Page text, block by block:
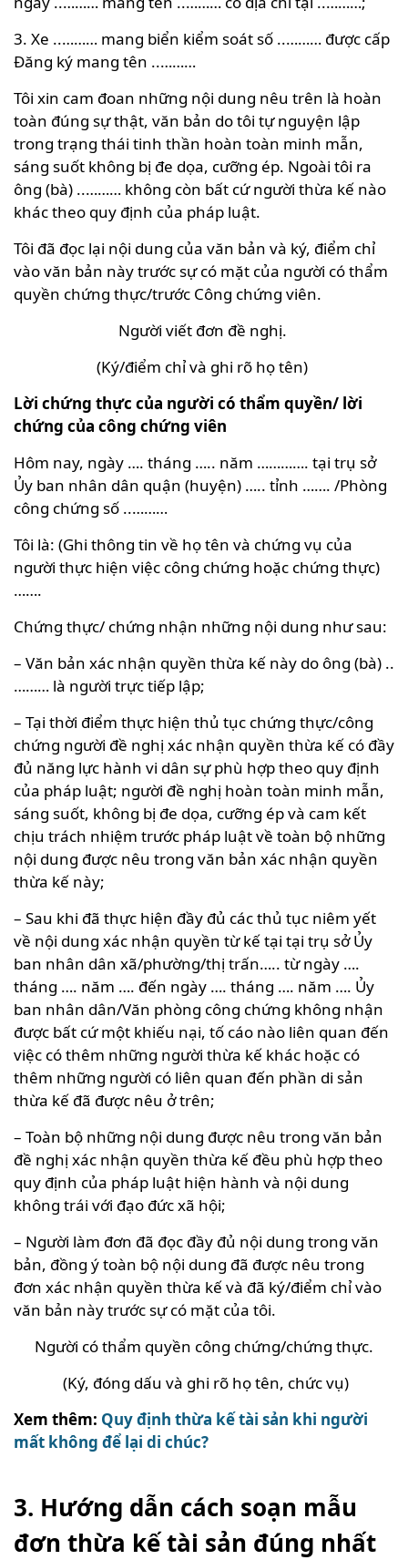
3. Xe ..……… mang biển kiểm soát số ..……… được cấp
Đăng ký mang tên ..………
Tôi xin cam đoan những nội dung nêu trên là hoàn
toàn đúng sự thật, văn bản do tôi tự nguyện lập
trong trạng thái tinh thần hoàn toàn minh mẫn,
sáng suốt không bị đe dọa, cưỡng ép. Ngoài tôi ra
ông (bà) ..……… không còn bất cứ người thừa kế nào
khác theo quy định của pháp luật.
Tôi đã đọc lại nội dung của văn bản và ký, điểm chỉ
vào văn bản này trước sự có mặt của người có thẩm
quyền chứng thực/trước Công chứng viên.
Người viết đơn đề nghị.
(Ký/điểm chỉ và ghi rõ họ tên)
Lời chứng thực của người có thẩm quyền/ lời
chứng của công chứng viên
Hôm nay, ngày …. tháng ….. năm …………. tại trụ sở
Ủy ban nhân dân quận (huyện) ….. tỉnh ……. /Phòng
công chứng số ..………
Tôi là: (Ghi thông tin về họ tên và chứng vụ của
người thực hiện việc công chứng hoặc chứng thực)
…….
Chứng thực/ chứng nhận những nội dung như sau:
– Văn bản xác nhận quyền thừa kế này do ông (bà) ..
……… là người trực tiếp lập;
– Tại thời điểm thực hiện thủ tục chứng thực/công
chứng người đề nghị xác nhận quyền thừa kế có đầy
đủ năng lực hành vi dân sự phù hợp theo quy định
của pháp luật; người đề nghị hoàn toàn minh mẫn,
sáng suốt, không bị đe dọa, cưỡng ép và cam kết
chịu trách nhiệm trước pháp luật về toàn bộ những
nội dung được nêu trong văn bản xác nhận quyền
thừa kế này;
– Sau khi đã thực hiện đầy đủ các thủ tục niêm yết
về nội dung xác nhận quyền từ kế tại tại trụ sở Ủy
ban nhân dân xã/phường/thị trấn….. từ ngày ….
tháng …. năm …. đến ngày …. tháng …. năm …. Ủy
ban nhân dân/Văn phòng công chứng không nhận
được bất cứ một khiếu nại, tố cáo nào liên quan đến
việc có thêm những người thừa kế khác hoặc có
thêm những người có liên quan đến phần di sản
thừa kế đã được nêu ở trên;
– Toàn bộ những nội dung được nêu trong văn bản
đề nghị xác nhận quyền thừa kế đều phù hợp theo
quy định của pháp luật hiện hành và nội dung
không trái với đạo đức xã hội;
– Người làm đơn đã đọc đầy đủ nội dung trong văn
bản, đồng ý toàn bộ nội dung đã được nêu trong
đơn xác nhận quyền thừa kế và đã ký/điểm chỉ vào
văn bản này trước sự có mặt của tôi.
Người có thẩm quyền công chứng/chứng thực.
(Ký, đóng dấu và ghi rõ họ tên, chức vụ)
Xem thêm: Quy định thừa kế tài sản khi người
mất không để lại di chúc?
3. Hướng dẫn cách soạn mẫu
đơn thừa kế tài sản đúng nhất